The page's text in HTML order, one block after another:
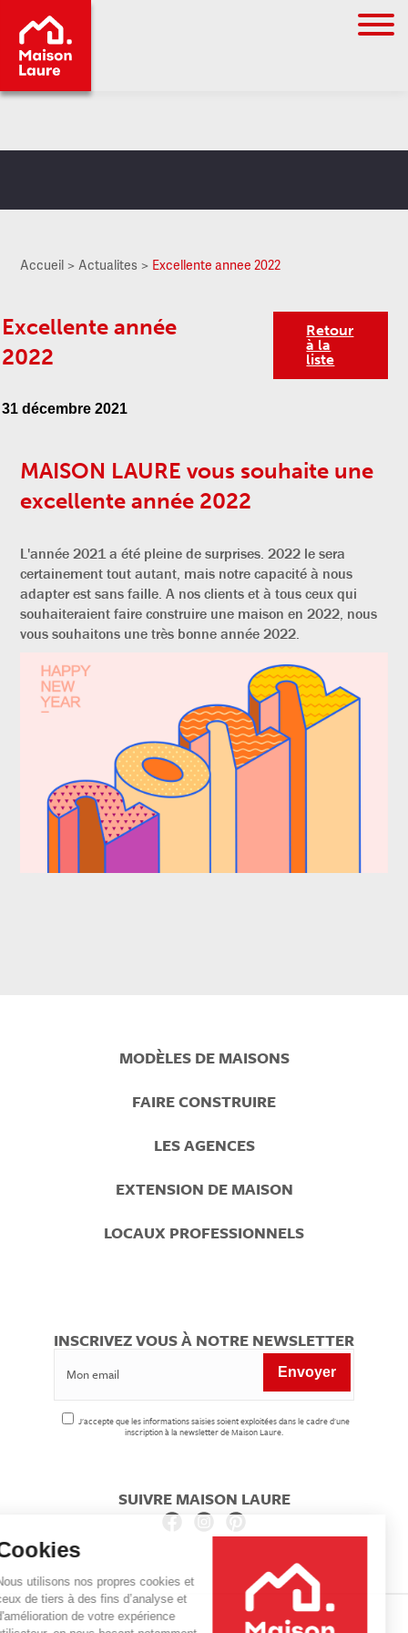
Accueil Actualites Excellente annee 2022
Excellente année
2022
31 décembre 2021
Retour
à la
liste
MAISON LAURE vous souhaite une
excellente année 2022
L'année 2021 a été pleine de surprises. 2022 le sera
certainement tout autant, mais notre capacité à nous
adapter est sans faille. A nos clients et à tous ceux qui
souhaiteraient faire construire une maison en 2022, nous
vous souhaitons une très bonne année 2022.
MODÈLES DE MAISONS
FAIRE CONSTRUIRE
LES AGENCES
EXTENSION DE MAISON
LOCAUX PROFESSIONNELS
INSCRIVEZ VOUS À NOTRE NEWSLETTER
J'accepte que les informations saisies soient exploitées dans le cadre d'une
inscription à la newsletter de Maison Laure.
SUIVRE MAISON LAURE
Cookies
Nous utilisons nos propres cookies et
ceux de tiers à des fins d’analyse et
d'amélioration de votre expérience